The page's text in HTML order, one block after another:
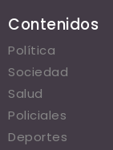
Contenidos
Política
Sociedad
Salud
Policiales
Deportes